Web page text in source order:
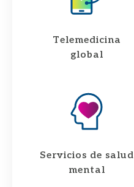
Telemedicina
global
Servicios de salud
mental